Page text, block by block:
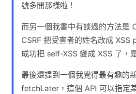
號多開那樣啦！
而另一個我書中有談過的方法是
CSRF 把受害者的姓名改成 XSS
成功把 self-XSS 變成 XSS 了，
最後還提到一個我覺得最有趣的
fetchLater，這個 API 可以指定